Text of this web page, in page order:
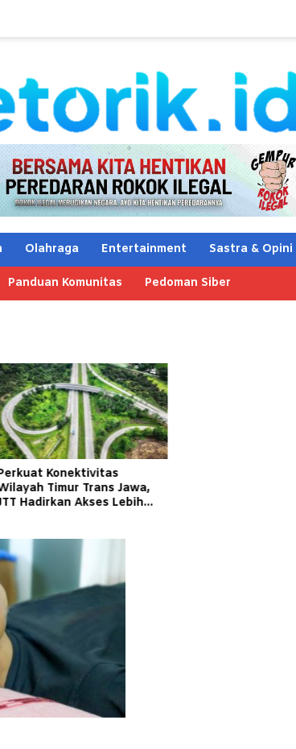
Olahraga Entertainment Sastra & Opini
Panduan Komunitas Pedoman Siber
Konektivitas
Timur Trans Jawa,
Hadirkan Akses Lebih